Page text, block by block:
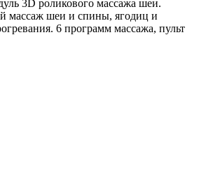
3D роликового массажа шеи.
массаж шеи и спины, ягодиц и
6 программ массажа, пульт